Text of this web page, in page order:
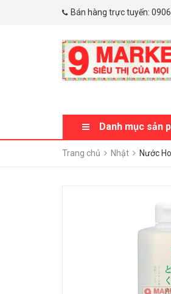
Bán hàng trực tuyến:
Danh mục sản
Trang chủ Nhật Nước